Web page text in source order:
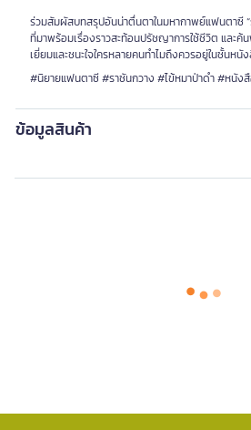
ร่วมสัมผัสบทสรุปอันน่าตื่นตาในมหากาพย์แฟนตาซี “
ที่มาพร้อมเรื่องราวสะท้อนปรัชญาการใช้ชีวิต และค้
เยี่ยมและชนะใจใครหลายคนทำไมถึงควรอยู่ในชั้นห
#นิยายแฟนตาซี #ราชันกวาง #ไข้หมาป่าดำ #หนัง
ข้อมูลสินค้า